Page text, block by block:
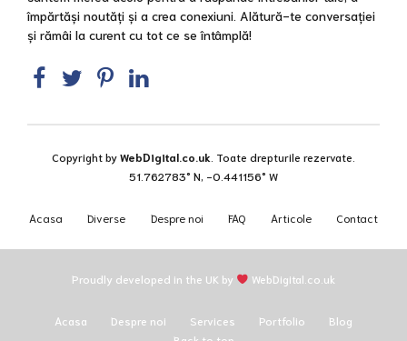
împărtăși noutăți și a crea conexiuni. Alătură-te conversației
și rămâi la curent cu tot ce se întâmplă!
Copyright byWebDigital.co.uk . Toate drepturile rezervate.
51.762783° N, -0.441156° W
Acasa Diverse Despre noi FAQ Articole Contact
Proudly developed in the UK by WebDigital.co.uk
Acasa Despre noi Services Portfolio
Blog